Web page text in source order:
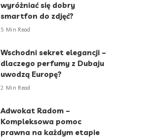
wyróżniać się dobry
smartfon do zdjęć?
5 Min Read
Wschodni sekret elegancji –
dlaczego perfumy z Dubaju
uwodzą Europę?
2 Min Read
Adwokat Radom –
Kompleksowa pomoc
prawna na każdym etapie